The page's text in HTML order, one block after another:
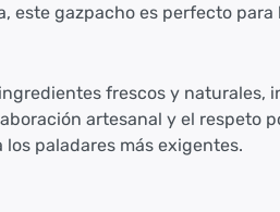
este gazpacho es perfecto
frescos y
artesanal y el
paladares más exigentes.